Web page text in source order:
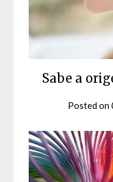
Sabe a
Posted on